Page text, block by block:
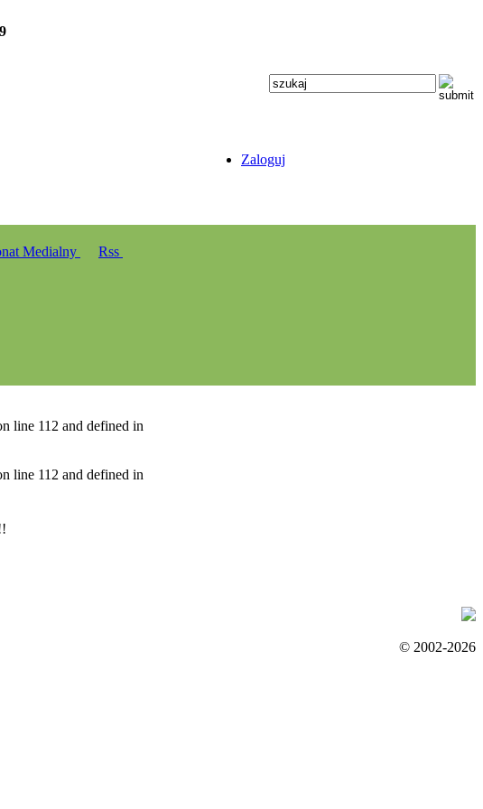
9
Zaloguj
Medialny
Rss
line 112 and defined in
line 112 and defined in
© 2002-2026